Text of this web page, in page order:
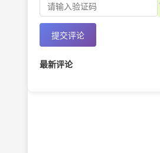
提交评论
最新评论